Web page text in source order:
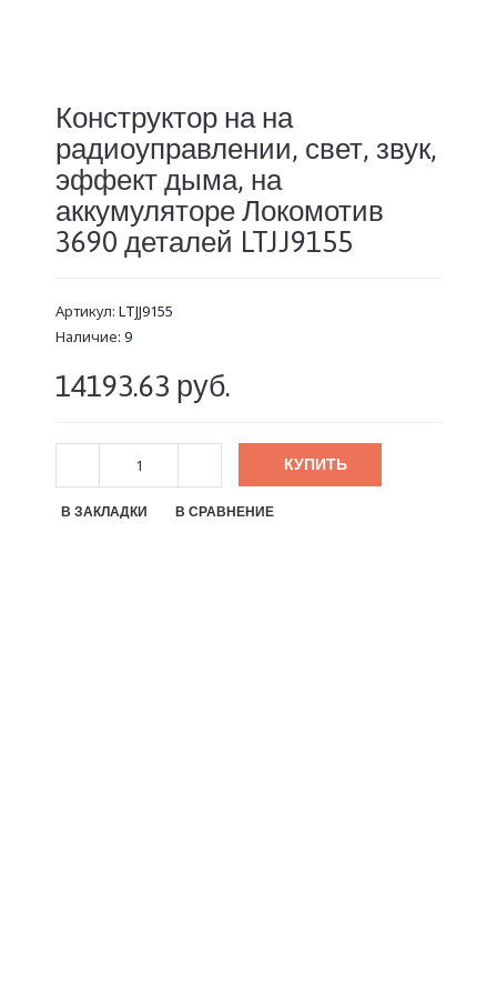
Конструктор на на
радиоуправлении, свет, звук,
эффект дыма, на
аккумуляторе Локомотив
3690 деталей LTJJ9155
Артикул: LTJJ9155
Наличие: 9
14193.63 руб.
КУПИТЬ
В ЗАКЛАДКИ В СРАВНЕНИЕ